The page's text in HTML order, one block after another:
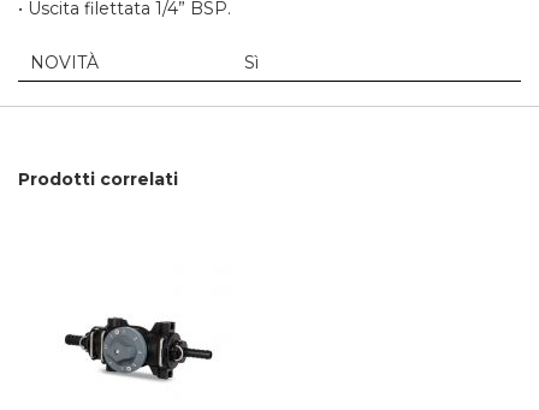
• Uscita filettata 1/4” BSP.
NOVITÀ Sì
Prodotti correlati